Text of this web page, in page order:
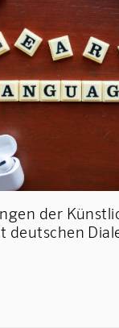
KI-Assistent
der
deutschen